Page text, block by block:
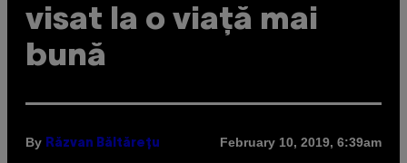
visat la o viață mai
bună
By Răzvan Băltărețu February 10, 2019, 6:39am